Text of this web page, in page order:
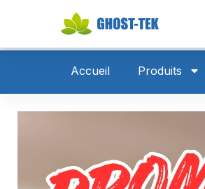
Accueil Produits